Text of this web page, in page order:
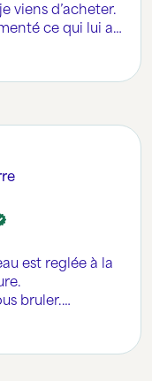
viens d’acheter.
ce qui lui a
clair comme son
de tout bien
à 100%
est reglée à la
bruler.